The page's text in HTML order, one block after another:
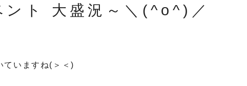
ント 大盛況～＼(^o^)／
ていますね(＞＜)